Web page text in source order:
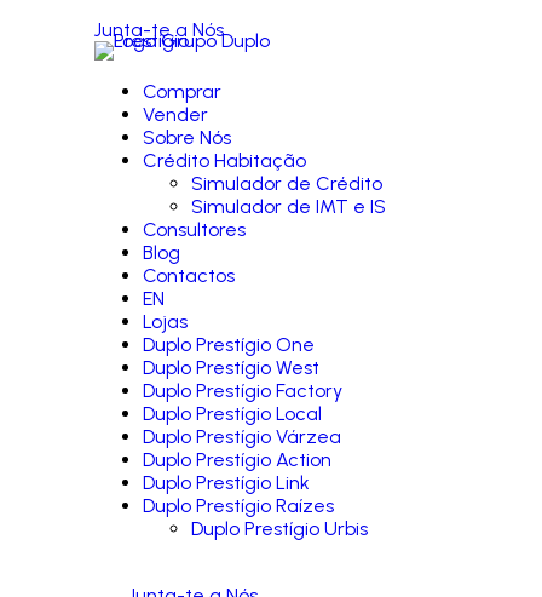
Junta-te a Nós
Comprar
Vender
Sobre Nós
Crédito Habitação
Simulador de Crédito
Simulador de IMT e IS
Consultores
Blog
Contactos
EN
Lojas
Duplo Prestígio One
Duplo Prestígio West
Duplo Prestígio Factory
Duplo Prestígio Local
Duplo Prestígio Várzea
Duplo Prestígio Action
Duplo Prestígio Link
Duplo Prestígio Raízes
Duplo Prestígio Urbis